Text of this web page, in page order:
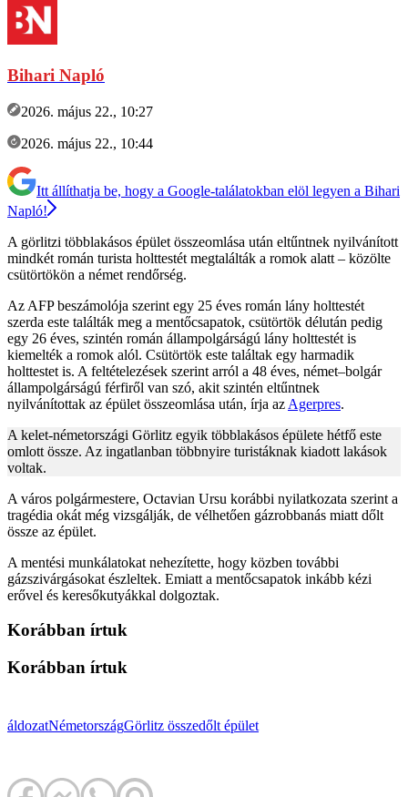
Bihari Napló
2026. május 22., 10:27
2026. május 22., 10:44
Itt állíthatja be, hogy a Google-találatokban elöl legyen a Bihari
Napló!
A görlitzi többlakásos épület összeomlása után eltűntnek nyilvánított
mindkét román turista holttestét megtalálták a romok alatt – közölte
csütörtökön a német rendőrség.
Az AFP beszámolója szerint egy 25 éves román lány holttestét
szerda este találták meg a mentőcsapatok, csütörtök délután pedig
egy 26 éves, szintén román állampolgárságú lány holttestét is
kiemelték a romok alól. Csütörtök este találtak egy harmadik
holttestet is. A feltételezések szerint arról a 48 éves, német–bolgár
állampolgárságú férfiről van szó, akit szintén eltűntnek
nyilvánítottak az épület összeomlása után, írja az Agerpres.
A kelet-németországi Görlitz egyik többlakásos épülete hétfő este
omlott össze. Az ingatlanban többnyire turistáknak kiadott lakások
voltak.
A város polgármestere, Octavian Ursu korábbi nyilatkozata szerint a
tragédia okát még vizsgálják, de vélhetően gázrobbanás miatt dőlt
össze az épület.
A mentési munkálatokat nehezítette, hogy közben további
gázszivárgásokat észleltek. Emiatt a mentőcsapatok inkább kézi
erővel és keresőkutyákkal dolgoztak.
Korábban írtuk
Korábban írtuk
áldozatNémetországGörlitz összedőlt épület